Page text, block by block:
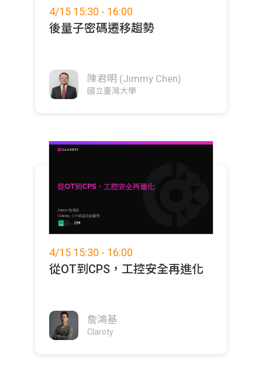
4/15 15:30 - 16:00
後量子密碼遷移趨勢
陳君明 (Jimmy Chen)
國立臺灣大學
4/15 15:30 - 16:00
從OT到CPS，工控安全再進化
詹鴻基
Claroty